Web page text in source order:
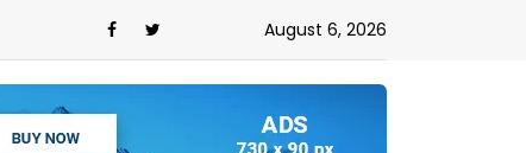
August 6, 2026